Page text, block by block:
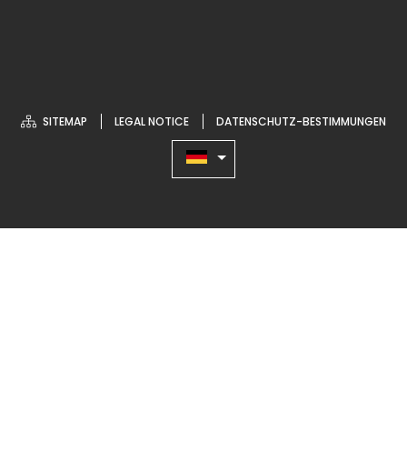
SITEMAP LEGAL NOTICE DATENSCHUTZ-BESTIMMUNGEN